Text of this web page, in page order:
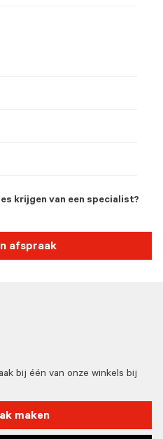
krijgen van een specialist?
afspraak
bij één van onze winkels bij
maken